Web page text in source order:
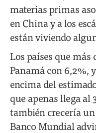
materias primas
en China y a los
están viviendo
Los países que más
Panamá con 6,2%,
encima del
que apenas llega al
también crecería
Banco Mundial